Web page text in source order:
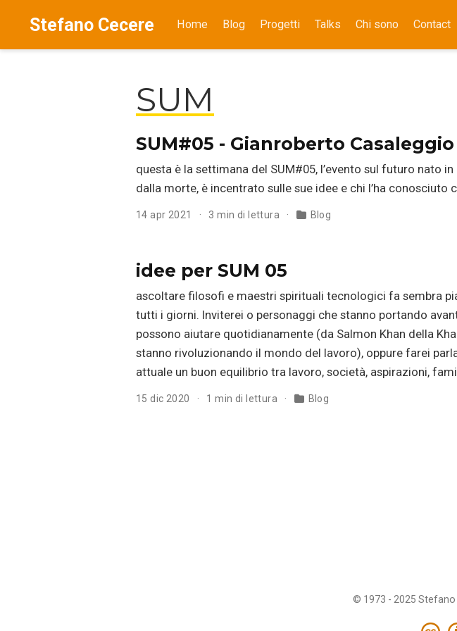
Stefano Cecere Home Blog Progetti Talks Chi sono Contact
SUM
SUM#05 - Gianroberto
questa è la settimana del SUM#05, l’evento sul futuro nato
dalla morte, è incentrato sulle sue idee e chi l’ha conosciuto
14 apr 2021 3 min di lettura Blog
idee per SUM 05
ascoltare filosofi e maestri spirituali tecnologici fa sembra
tutti i giorni. Inviterei o personaggi che stanno portando
possono aiutare quotidianamente (da Salmon Khan della
stanno rivoluzionando il mondo del lavoro), oppure farei
attuale un buon equilibrio tra lavoro, società, aspirazioni,
15 dic 2020 1 min di lettura Blog
© 1973 - 2025 Stefano